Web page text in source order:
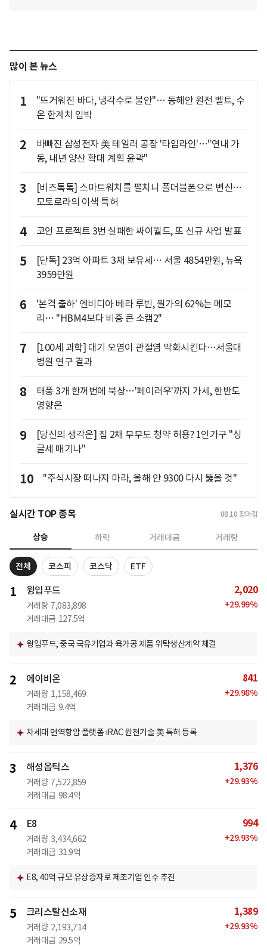
많이 본 뉴스
1
"뜨거워진 바다, 냉각수로 불안"… 동해안 원전 벨트, 수
온 한계치 임박
2
바빠진 삼성전자 美 테일러 공장 '타임라인'…"연내 가
동, 내년 양산 확대 계획 윤곽"
3
[비즈톡톡] 스마트워치를 펼치니 폴더블폰으로 변신…
모토로라의 이색 특허
4 코인 프로젝트 3번 실패한 싸이월드, 또 신규 사업 발표
5
[단독] 23억 아파트 3채 보유세… 서울 4854만원, 뉴욕
3959만원
6
'본격 출하' 엔비디아 베라 루빈, 원가의 62%는 메모
리… "HBM4보다 비중 큰 소캠2"
7
[100세 과학] 대기 오염이 관절염 악화시킨다…서울대
병원 연구 결과
8
태풍 3개 한꺼번에 북상…'페이러우'까지 가세, 한반도
영향은
9
[당신의 생각은] 집 2채 부부도 청약 허용? 1인가구 "싱
글세 매기나"
10 "주식시장 떠나지 마라, 올해 안 9300 다시 뚫을 것"
실시간 TOP 종목 08.10 장마감
상승 하락 거래대금 거래량
전체 코스피 코스닥 ETF
1 윙입푸드
거래량 7,083,898
거래대금 127.5억
2,020
+29.99%
윙입푸드, 중국 국유기업과 육가공 제품 위탁생산계약 체결
2 에이비온
거래량 1,158,469
거래대금 9.4억
841
+29.98%
차세대 면역항암 플랫폼 iRAC 원천기술 美 특허 등록
3 해성옵틱스
거래량 7,522,859
거래대금 98.4억
1,376
+29.93%
4 E8
거래량 3,434,662
거래대금 31.9억
994
+29.93%
E8, 40억 규모 유상증자로 제조기업 인수 추진
5 크리스탈신소재
거래량 2,193,714
거래대금 29.5억
1,389
+29.93%